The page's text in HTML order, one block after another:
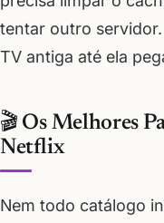
tentar outro
TV antiga até ela
🎬 Os Melhores
Netflix
Nem todo catálogo